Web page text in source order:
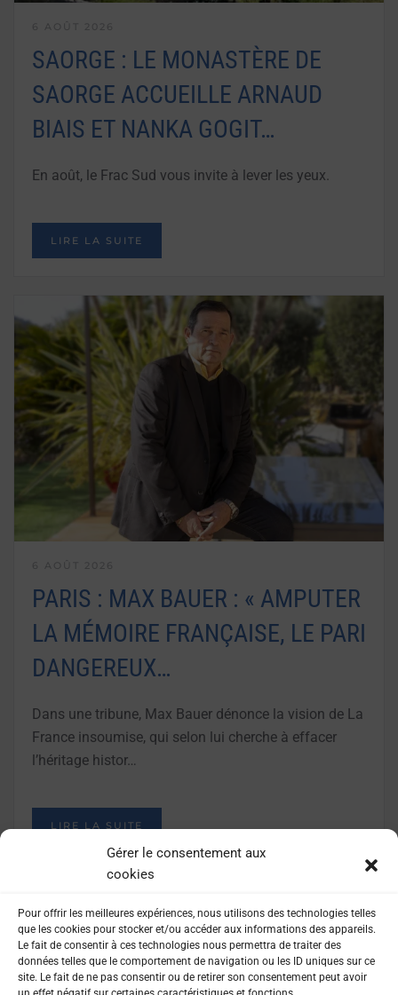
Gérer le consentement aux
cookies
Pour offrir les meilleures expériences, nous utilisons des technologies telles
que les cookies pour stocker et/ou accéder aux informations des appareils.
Le fait de consentir à ces technologies nous permettra de traiter des
données telles que le comportement de navigation ou les ID uniques sur ce
site. Le fait de ne pas consentir ou de retirer son consentement peut avoir
SAORGE : LE MONASTÈRE DE
SAORGE ACCUEILLE ARNAUD
BIAIS ET NANKA GOGIT…
En août, le Frac Sud vous invite à lever les yeux.
LIRE LA SUITE
PARIS : MAX BAUER : « AMPUTER
LA MÉMOIRE FRANÇAISE, LE PARI
DANGEREUX…
Dans une tribune, Max Bauer dénonce la vision de La
France insoumise, qui selon lui cherche à effacer
l’héritage histor…
LIRE LA SUITE